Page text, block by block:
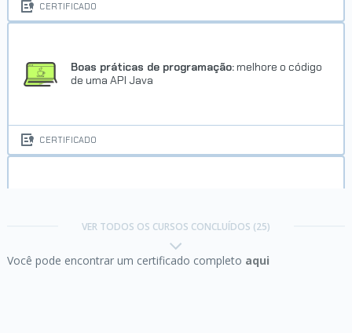
CERTIFICADO
Boas práticas de programação: melhore o código
de uma API Java
CERTIFICADO
VER TODOS OS CURSOS CONCLUÍDOS (25)
Você pode encontrar um certificado completo aqui